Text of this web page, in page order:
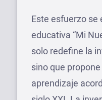
Este esfuerzo se
educativa “Mi
solo redefine la
sino que
aprendizaje